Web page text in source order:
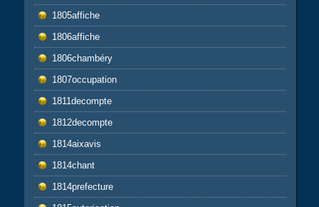
1805affiche
1806affiche
1806chambéry
1807occupation
1811decompte
1812decompte
1814aixavis
1814chant
1814prefecture